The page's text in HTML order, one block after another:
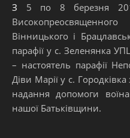
З 5 по 8 березня 2018 року з благословення
Вінницького і
парафії у с. Зеленянка
– настоятель парафії
Діви Марії у с.
надання допомоги
нашої Батьківщини.